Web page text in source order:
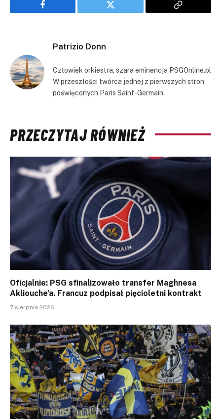
Facebook Twitter
Copy
Patrizio Donn
Człowiek orkiestra, szara eminencja PSGOnline.pl
W przeszłości twórca jednej z pierwszych stron
poświęconych Paris Saint-Germain.
PRZECZYTAJ RÓWNIEŻ
Oficjalnie: PSG sfinalizowało transfer Maghnesa
Akliouche’a. Francuz podpisał pięcioletni kontrakt
7 sierpnia 2026